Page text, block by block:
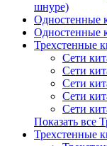
шнуре)
Одностенные
Одностенные
Трехстенные
Сети
Сети
Сети
Сети
Сети
Показать все
Трехстенные